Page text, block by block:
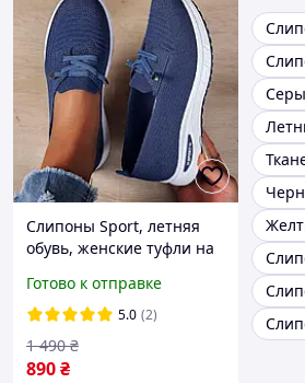
Слипоны Sport, летняя
обувь, женские туфли на
мокасины размер 41,
синие Код 00-0729
Готово к отправке
5.0 (2)
890₴
1 490 ₴